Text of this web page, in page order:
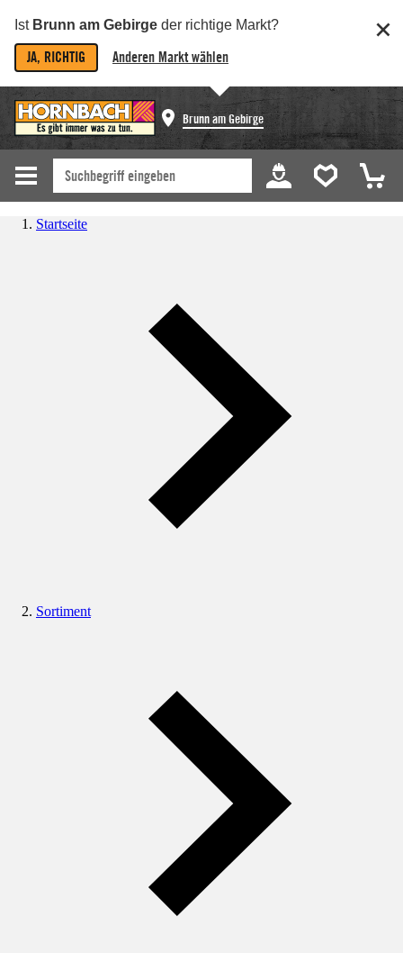
Ist Brunn am Gebirge der richtige Markt?
JA, RICHTIG Anderen Markt wählen
Brunn am Gebirge
Startseite
Sortiment